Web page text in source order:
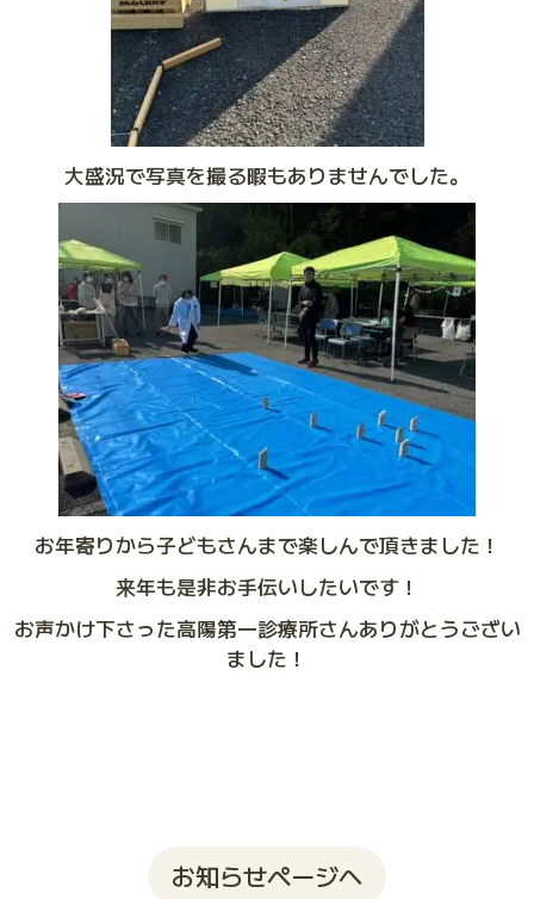
大盛況で写真を撮る暇もありませんでした。
お年寄りから子どもさんまで楽しんで頂きました！
来年も是非お手伝いしたいです！
お声かけ下さった高陽第一診療所さんありがとうござい
ました！
お知らせページへ